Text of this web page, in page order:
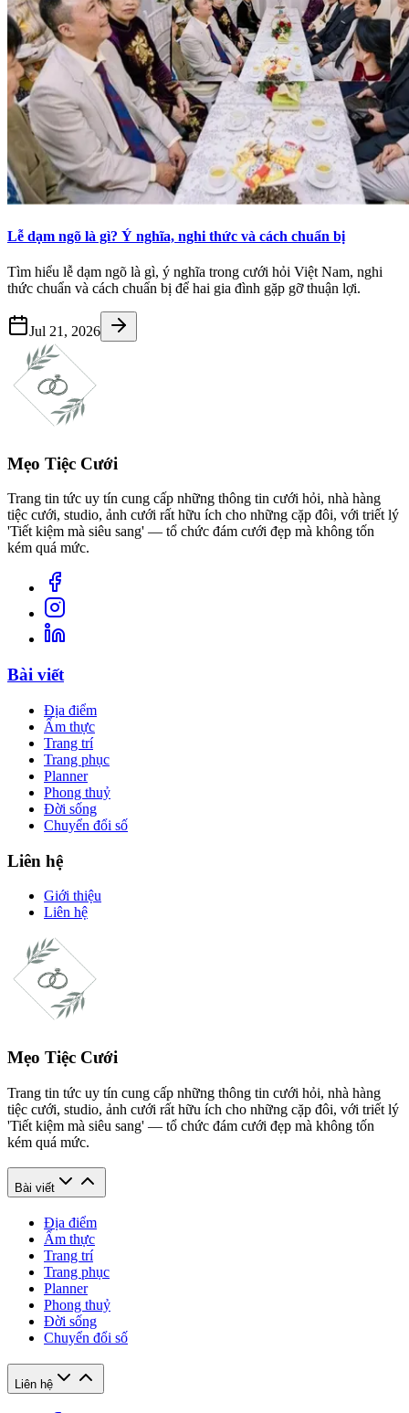
Lễ dạm ngõ là gì? Ý nghĩa, nghi thức và cách chuẩn bị
Tìm hiểu lễ dạm ngõ là gì, ý nghĩa trong cưới hỏi Việt Nam, nghi
thức chuẩn và cách chuẩn bị để hai gia đình gặp gỡ thuận lợi.
Jul 21, 2026
Mẹo Tiệc Cưới
Trang tin tức uy tín cung cấp những thông tin cưới hỏi, nhà hàng
tiệc cưới, studio, ảnh cưới rất hữu ích cho những cặp đôi, với triết lý
'Tiết kiệm mà siêu sang' — tổ chức đám cưới đẹp mà không tốn
kém quá mức.
Bài viết
Địa điểm
Ẩm thực
Trang trí
Trang phục
Planner
Phong thuỷ
Đời sống
Chuyển đổi số
Liên hệ
Giới thiệu
Liên hệ
Mẹo Tiệc Cưới
Trang tin tức uy tín cung cấp những thông tin cưới hỏi, nhà hàng
tiệc cưới, studio, ảnh cưới rất hữu ích cho những cặp đôi, với triết lý
'Tiết kiệm mà siêu sang' — tổ chức đám cưới đẹp mà không tốn
kém quá mức.
Bài viết
Địa điểm
Ẩm thực
Trang trí
Trang phục
Planner
Phong thuỷ
Đời sống
Chuyển đổi số
Liên hệ